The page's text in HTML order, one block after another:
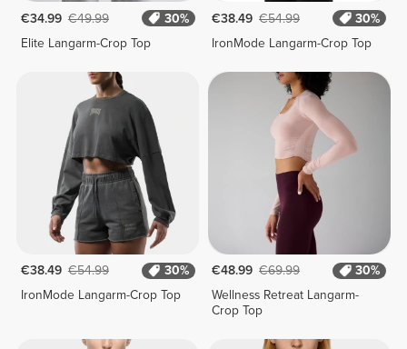
€34.99 €49.99
30%
Elite Langarm-Crop Top
€38.49 €54.99
30%
IronMode Langarm-Crop Top
€38.49 €54.99
30%
IronMode Langarm-Crop Top
€48.99 €69.99
30%
Wellness Retreat Langarm-
Crop Top